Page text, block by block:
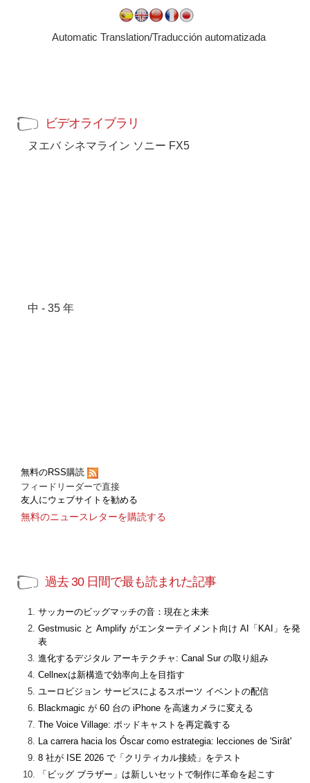
Automatic Translation/Traducción automatizada
ビデオライブラリ
ヌエバ シネマライン ソニー FX5
中 - 35 年
無料のRSS購読
フィードリーダーで直接
友人にウェブサイトを勧める
無料のニュースレターを購読する
過去 30 日間で最も読まれた記事
サッカーのビッグマッチの音：現在と未来
Gestmusic と Amplify がエンターテイメント向け AI「KAI」を発
表
進化するデジタル アーキテクチャ: Canal Sur の取り組み
Cellnexは新構造で効率向上を目指す
ユーロビジョン サービスによるスポーツ イベントの配信
Blackmagic が 60 台の iPhone を高速カメラに変える
The Voice Village: ポッドキャストを再定義する
La carrera hacia los Óscar como estrategia: lecciones de 'Sirât'
8 社が ISE 2026 で「クリティカル接続」をテスト
「ビッグ ブラザー」は新しいセットで制作に革命を起こす